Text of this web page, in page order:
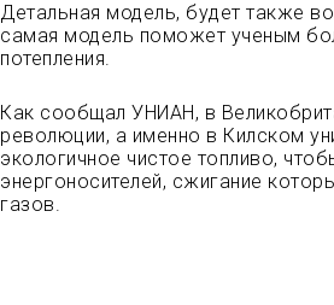
Детальная модель, будет также
самая модель поможет ученым
потепления.
Как сообщал УНИАН, в
революции, а именно в Килском
экологичное чистое топливо,
энергоносителей, сжигание
газов.